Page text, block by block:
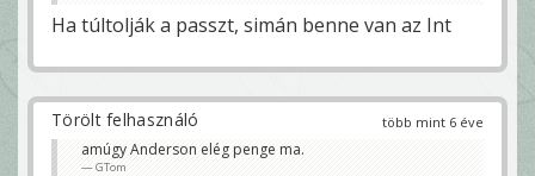
Ha túltolják a passzt, simán benne van az Int
több mint 6 éve
Törölt felhasználó
amúgy Anderson elég penge ma.
GTom